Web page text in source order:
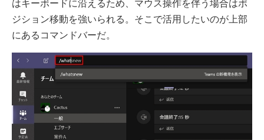
はキーボードに沿えるため、マウス操作を伴う場合はポ
ジション移動を強いられる。そこで活用したいのが上部
にあるコマンドバーだ。